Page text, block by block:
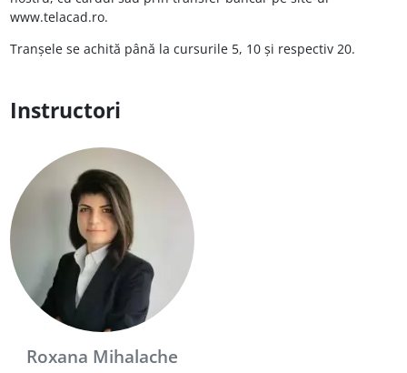
www.telacad.ro.
Tranșele se achită până la cursurile 5, 10 și respectiv 20.
Instructori
Roxana Mihalache